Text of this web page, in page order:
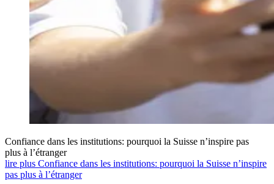
Confiance dans les institutions: pourquoi la Suisse n’inspire pas
plus à l’étranger
lire plus Confiance dans les institutions: pourquoi la Suisse n’inspire
pas plus à l’étranger